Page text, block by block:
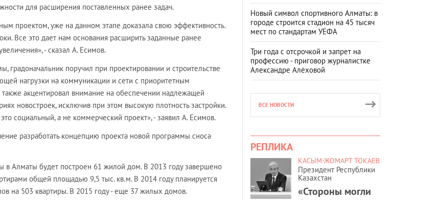
для расширения поставленных ранее задач.
проектом, уже на данном этапе доказала свою эффективность.
Все это дает нам основания расширить заданные ранее
- сказал А. Есимов.
градоначальник поручил при проектировании и строительстве
нагрузки на коммуникации и сети с приоритетным
акцентировал внимание на обеспечении надлежащей
новостроек, исключив при этом высокую плотность застройки.
социальный, а не коммерческий проект», - заявил А. Есимов.
разработать концепцию проекта новой программы сноса
Алматы будет построен 61 жилой дом. В 2013 году завершено
общей площадью 9,5 тыс. кв.м. В 2014 году планируется
на 503 квартиры. В 2015 году - еще 37 жилых домов.
Новый символ спортивного Алматы: в
городе строится стадион на 45 тысяч
мест по стандартам УЕФА
Три года с отсрочкой и запрет на
профессию - приговор журналистке
Александре Алёховой
ВСЕ НОВОСТИ
РЕПЛИКА
КАСЫМ-ЖОМАРТ ТОКАЕВ
Президент Республики
Казахстан
«Стороны могли